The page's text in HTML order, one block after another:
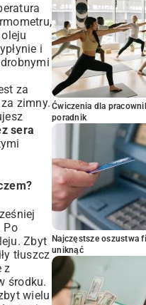
i
za
zimny.
sera
Po
Zbyt
tłuszcz
z
środku.
wielu
Ćwiczenia dla
poradnik
Najczęstsze oszustwa
uniknąć